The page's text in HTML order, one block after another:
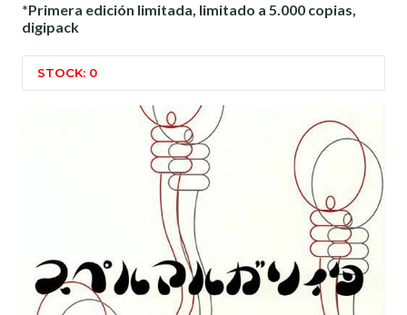
*Primera edición limitada, limitado a 5.000 copias,
digipack
STOCK: 0